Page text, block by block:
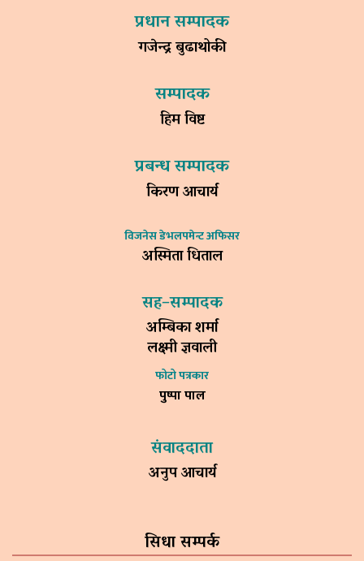
प्रधान सम्पादक
गजेन्द्र बुढाथोकी
सम्पादक
हिम विष्ट
प्रबन्ध सम्पादक
किरण आचार्य
विजनेस डेभलपमेन्ट अफिसर
अस्मिता धिताल
सह–सम्पादक
अम्बिका शर्मा
लक्ष्मी ज्ञवाली
फोटो पत्रकार
पुष्पा पाल
संवाददाता
अनुप आचार्य
सिधा सम्पर्क